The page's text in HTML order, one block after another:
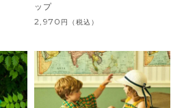
ップ
2,970 円 （税込）